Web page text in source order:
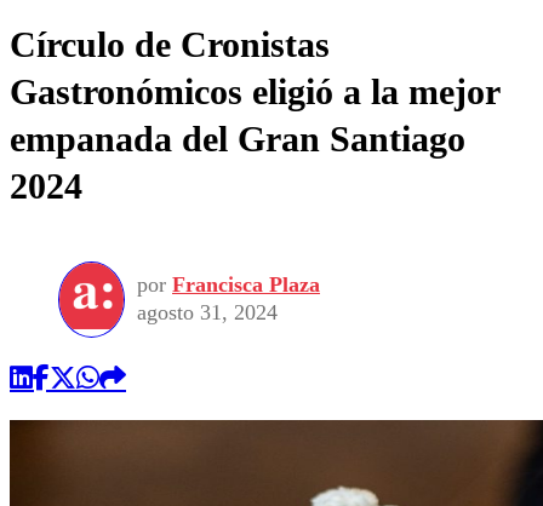
Círculo de Cronistas
Gastronómicos eligió a la mejor
empanada del Gran Santiago
2024
por Francisca Plaza
agosto 31, 2024